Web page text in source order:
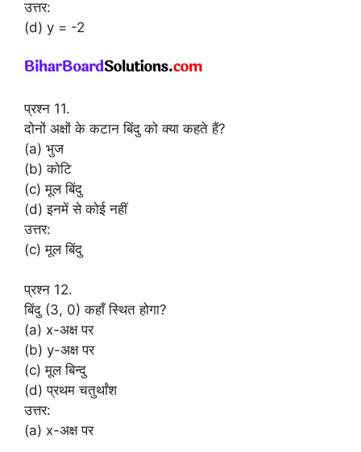
उत्तर:
(d) y = -2
प्रश्न 11.
दोनों अक्षों के कटान बिंदु को क्या कहते हैं?
(a) भुज
(b) कोटि
(c) मूल बिंदु
(d) इनमें से कोई नहीं
उत्तर:
(c) मूल बिंदु
प्रश्न 12.
बिंदु (3, 0) कहाँ स्थित होगा?
(a) x-अक्ष पर
(b) y-अक्ष पर
(c) मूल बिन्दु
(d) प्रथम चतुर्थांश
उत्तर:
(a) x-अक्ष पर